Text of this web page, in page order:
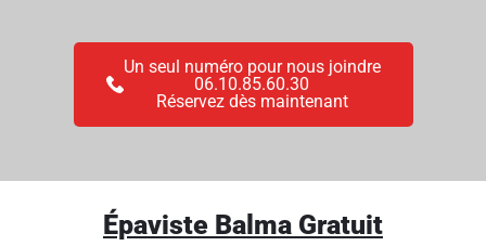
Un seul numéro pour nous joindre
06.10.85.60.30
Réservez dès maintenant
Épaviste Balma Gratuit